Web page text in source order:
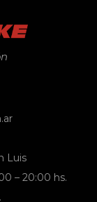
Luis
– 20:00 hs.